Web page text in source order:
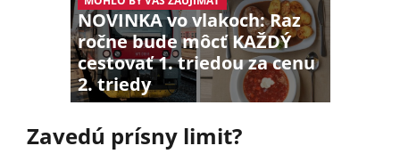
NOVINKA vo vlakoch: Raz
ročne bude môcť KAŽDÝ
cestovať 1. triedou za cenu
2. triedy
Zavedú prísny limit?